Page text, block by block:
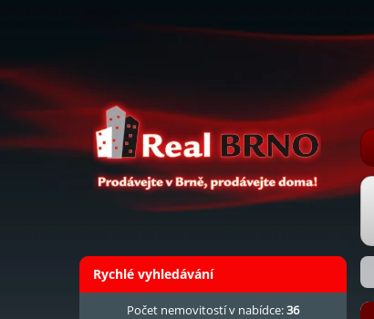
Rychlé vyhledávání
Počet nemovitostí v nabídce:36